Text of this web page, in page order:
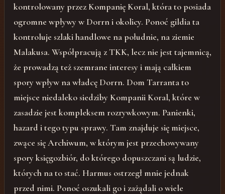
kontrolowany przez Kompanię Koral, która to posiada
ogromne wpływy w Dorrn i okolicy. Ponoć gildia ta
kontroluje szlaki handlowe na południe, na ziemie
Malakusa. Współpracują z TKK, lecz nie jest tajemnicą,
że prowadzą też szemrane interesy i mają całkiem
spory wpływ na władcę Dorrn. Dom Tarranta to
miejsce niedaleko siedziby Kompanii Koral, które w
zasadzie jest kompleksem rozrywkowym. Panienki,
hazard i tego typu sprawy. Tam znajduje się miejsce,
zwące się Archiwum, w którym jest przechowywany
spory księgozbiór, do którego dopuszczani są ludzie,
których na to stać. Harmus ostrzegł mnie jednak
przed nimi. Ponoć oszukali go i zażądali o wiele